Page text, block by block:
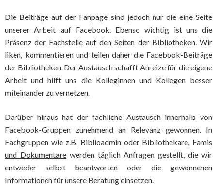
Die Beiträge auf der Fanpage sind jedoch nur die eine Seite
unserer Arbeit auf Facebook. Ebenso wichtig ist uns die
Präsenz der Fachstelle auf den Seiten der Bibliotheken. Wir
liken, kommentieren und teilen daher die Facebook-Beiträge
der Bibliotheken. Der Austausch schafft Anreize für die eigene
Arbeit und hilft uns die Kolleginnen und Kollegen besser
miteinander zu vernetzen.
Darüber hinaus hat der fachliche Austausch innerhalb von
Facebook-Gruppen zunehmend an Relevanz gewonnen. In
Fachgruppen wie z.B. Biblioadmin oder Bibliothekare, Famis
und Dokumentarewerden täglich Anfragen gestellt, die wir
entweder selbst beantworten oder die gewonnenen
Informationen für unsere Beratung einsetzen.